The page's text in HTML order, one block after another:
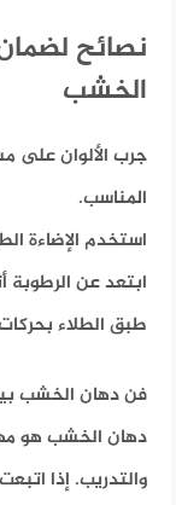
نصائح
الخشب
جرب الألوان على
المناسب.
استخدم الإضاءة
ابتعد عن
طبق الطلاء
فن دهان الخشب
دهان الخشب هو
والتدريب. إذا